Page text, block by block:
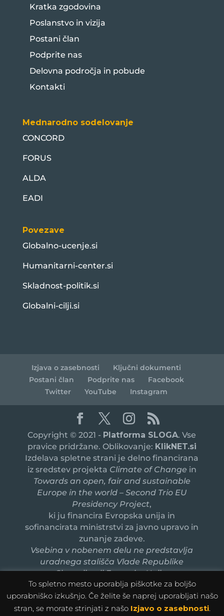
Kratka zgodovina
Poslanstvo in vizija
Postani član
Podprite nas
Delovna področja in pobude
Kontakti
Mednarodno sodelovanje
CONCORD
FORUS
ALDA
EADI
Povezave
Globalno-ucenje.si
Humanitarni-center.si
Skladnost-politik.si
Globalni-cilji.si
Izjava o zasebnosti
Ključni dokumenti
Postani član
Podprite nas
Facebook
Twitter
YouTube Instagram
Copyright © 2021 - Platforma SLOGA. Vse
pravice pridržane. Oblikovanje: KlikNET.si
Izdelava spletne strani je delno financirana
iz sredstev projekta Climate of Change in
Towards an open, fair and sustainable
Europe in the world – Second Trio EU
Presidency Project,
ki ju financira Evropska unija in
sofinancirata ministrstvi za javno upravo in
zunanje zadeve.
Vsebina v nobenem delu ne predstavlja
uradnega stališča Vlade Republike
Slovenije ali Evropske Unije.
To spletno mesto uporablja piškotke za boljšo
uporabniško izkušnjo. Če želite še naprej uporabljati našo
stran, se morate strinjati z našo Izjavo o zasebnosti.